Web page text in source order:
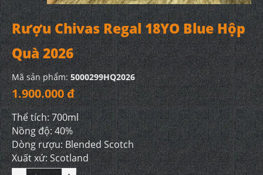
Rượu Chivas Regal 18YO Blue Hộp
Quà 2026
Mã sản phẩm:5000299HQ2026
1.900.000 đ
Thể tích: 700ml
Nồng độ: 40%
Dòng rượu: Blended Scotch
Xuất xứ: Scotland